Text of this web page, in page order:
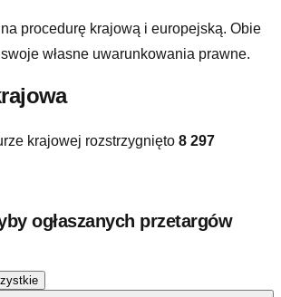
procedurę krajową i europejską. Obie
własne uwarunkowania prawne.
krajowej rozstrzygnięto 8 297
ogłaszanych przetargów